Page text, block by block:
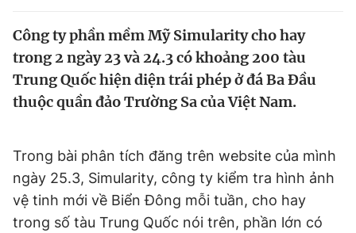
Video Magazine
Sản phẩm khác
Thông tin tòa soạn Liên hệ quảng cáo
Công ty phần mềm Mỹ Simularity cho hay
trong 2 ngày 23 và 24.3 có khoảng 200 tàu
Trung Quốc hiện diện trái phép ở đá Ba Đầu
thuộc quần đảo Trường Sa của Việt Nam.
Trong bài phân tích đăng trên website của mình
ngày 25.3, Simularity, công ty kiểm tra hình ảnh
vệ tinh mới về Biển Đông mỗi tuần, cho hay
trong số tàu Trung Quốc nói trên, phần lớn có